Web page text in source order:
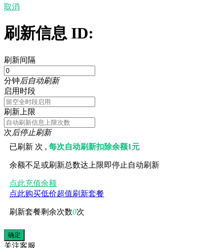
取消
刷新信息 ID:
刷新间隔
分钟后自动刷新
启用时段
刷新上限
次后停止刷新
已刷新 次 ,每次自动刷新扣除余额1元
余额不足或刷新总数达上限即停止自动刷新
点此充值余额
点此购买低价超值刷新套餐
刷新套餐剩余次数0次
关注客服